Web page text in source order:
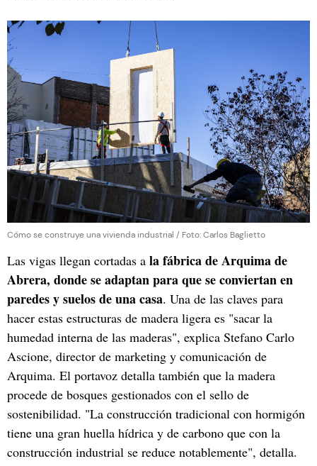
Cómo se construye una vivienda industrial / Foto: Carlos Baglietto
Las vigas llegan cortadas a la fábrica de Arquima de
Abrera, donde se adaptan para que se conviertan en
paredes y suelos de una casa. Una de las claves para
hacer estas estructuras de madera ligera es "sacar la
humedad interna de las maderas", explica Stefano Carlo
Ascione, director de marketing y comunicación de
Arquima. El portavoz detalla también que la madera
procede de bosques gestionados con el sello de
sostenibilidad. "La construcción tradicional con hormigón
tiene una gran huella hídrica y de carbono que con la
construcción industrial se reduce notablemente", detalla.